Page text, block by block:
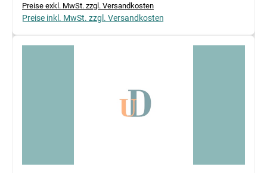
Preise exkl. MwSt. zzgl. Versandkosten
Preise inkl. MwSt. zzgl. Versandkosten